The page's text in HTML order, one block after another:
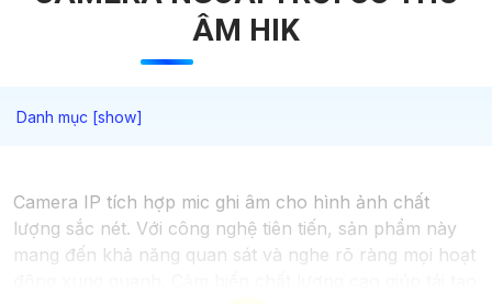
ÂM HIK
Camera IP tích hợp mic ghi âm cho hình ảnh chất
lượng sắc nét. Với công nghệ tiên tiến, sản phẩm này
mang đến khả năng quan sát và nghe rõ ràng mọi hoạt